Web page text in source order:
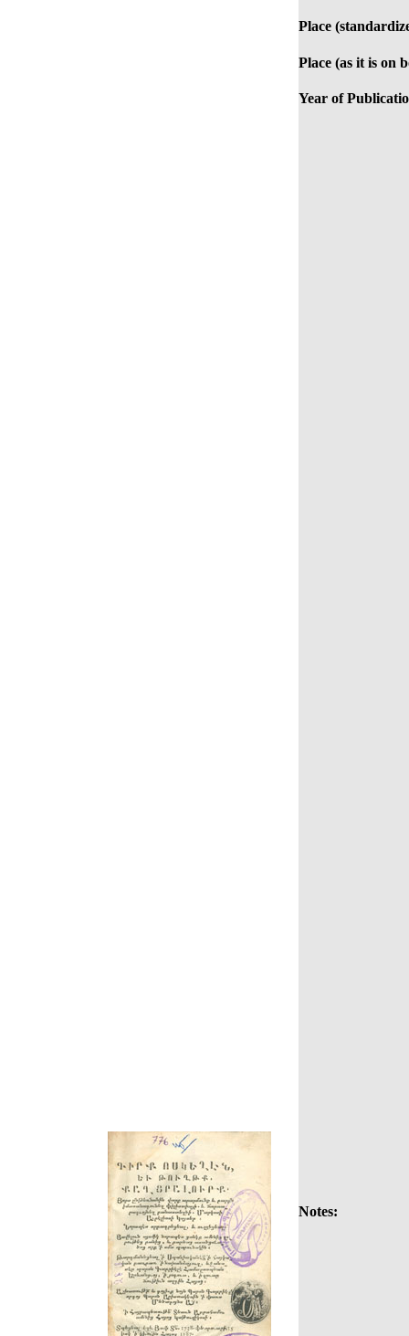
Place
Place (as it is on
Year of
Notes: